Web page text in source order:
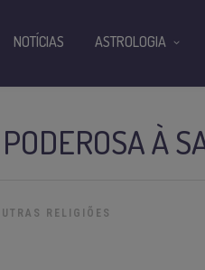
À
RELIGIÕES
NOTÍCIAS ASTROLOGIA